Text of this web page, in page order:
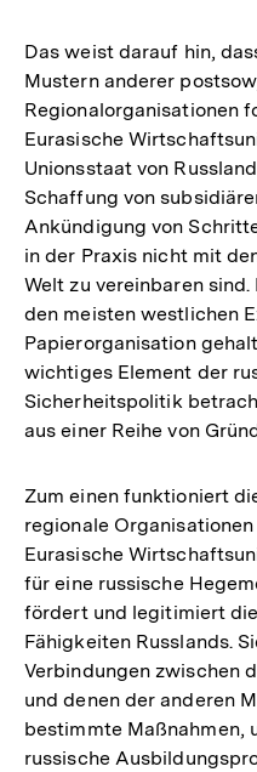
Das weist darauf hin,
Mustern anderer
Regionalorganisationen
Eurasische
Unionsstaat von
Schaffung von
Ankündigung von
in der Praxis nicht mit
Welt zu vereinbaren
den meisten westlichen
Papierorganisation
wichtiges Element der
Sicherheitspolitik
aus einer Reihe von
Zum einen funktioniert
regionale
Eurasische
für eine russische
fördert und legitimiert
Fähigkeiten Russlands.
Verbindungen zwischen
und denen der anderen
bestimmte Maßnahmen,
russische